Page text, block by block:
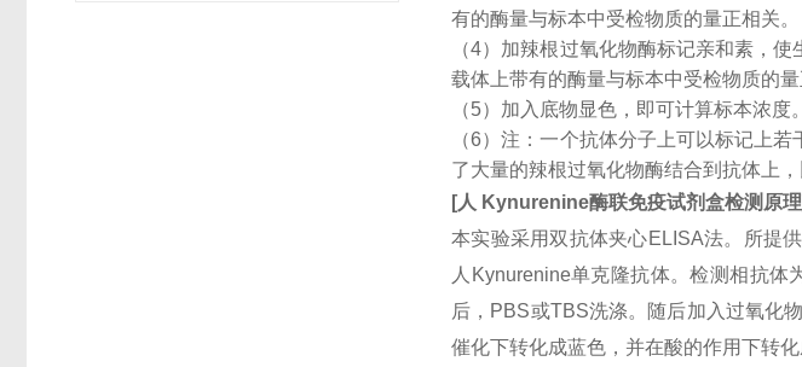
有的酶量与标本中受检物质的量正相关。
（4）加辣根过氧化物酶标记亲和素，
载体上带有的酶量与标本中受检物质的量
（5）加入底物显色，即可计算标本浓度。
（6）注：一个抗体分子上可以标记上
了大量的辣根过氧化物酶结合到抗体上
[人 Kynurenine酶联免疫试剂盒检测原理
本实验采用双抗体夹心ELISA法。所提
人Kynurenine单克隆抗体。检测相抗
后，PBS或TBS洗涤。随后加入过氧化
催化下转化成蓝色，并在酸的作用下转